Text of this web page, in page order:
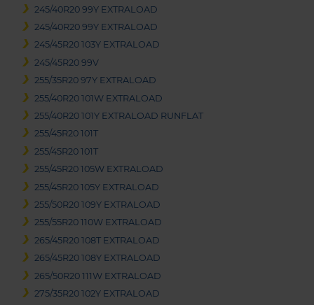
245/40R20 99Y EXTRALOAD
245/40R20 99Y EXTRALOAD
245/45R20 103Y EXTRALOAD
245/45R20 99V
255/35R20 97Y EXTRALOAD
255/40R20 101W EXTRALOAD
255/40R20 101Y EXTRALOAD RUNFLAT
255/45R20 101T
255/45R20 101T
255/45R20 105W EXTRALOAD
255/45R20 105Y EXTRALOAD
255/50R20 109Y EXTRALOAD
255/55R20 110W EXTRALOAD
265/45R20 108T EXTRALOAD
265/45R20 108Y EXTRALOAD
265/50R20 111W EXTRALOAD
275/35R20 102Y EXTRALOAD